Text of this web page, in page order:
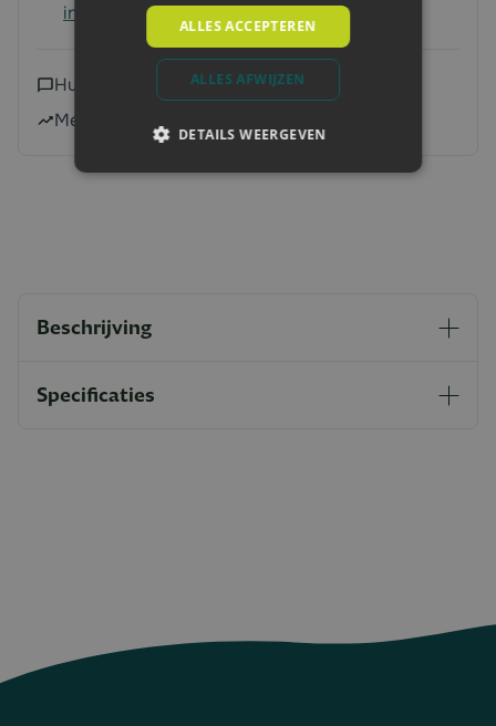
informatie
Hulp nodig?
Neem contact met ons op
Meer dan 240.000 klanten geholpen
Beschrijving
Specificaties
ALLES ACCEPTEREN
ALLES AFWIJZEN
DETAILS WEERGEVEN